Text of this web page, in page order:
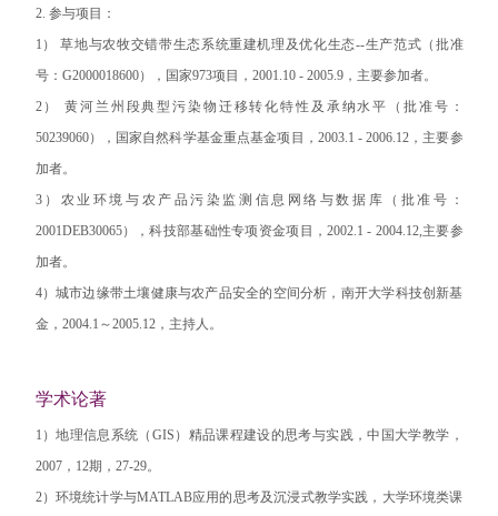
2. 参与项目：
1） 草地与农牧交错带生态系统重建机理及优化生态--生产范式（批准
号：G2000018600），国家973项目，2001.10 - 2005.9，主要参加者。
2） 黄河兰州段典型污染物迁移转化特性及承纳水平（批准号：
50239060），国家自然科学基金重点基金项目，2003.1 - 2006.12，主要参
加者。
3）农业环境与农产品污染监测信息网络与数据库（批准号：
2001DEB30065），科技部基础性专项资金项目，2002.1 - 2004.12,主要参
加者。
4）城市边缘带土壤健康与农产品安全的空间分析，南开大学科技创新基
金，2004.1～2005.12，主持人。
学术论著
1）地理信息系统（GIS）精品课程建设的思考与实践，中国大学教学，
2007，12期，27-29。
2）环境统计学与MATLAB应用的思考及沉浸式教学实践，大学环境类课